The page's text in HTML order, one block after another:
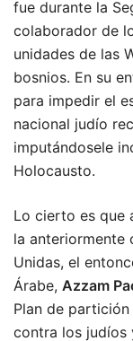
fue durante la
colaborador de
unidades de las
bosnios. En su
para impedir el
nacional judío
imputándosele
Holocausto.
Lo cierto es que
la anteriormente
Unidas, el
Árabe, Azzam
Plan de
contra los judíos